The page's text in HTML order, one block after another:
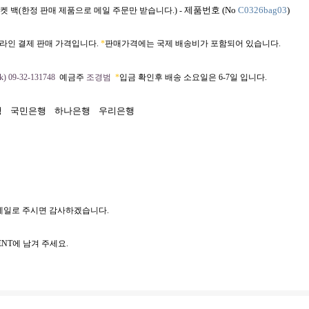
백(한정 판매 제품으로 메일 주문만 받습니다.) - 제품번호 (No C0326bag03)
인 결제 판매 가격입니다. *판매가격에는 국제 배송비가 포함되어 있습니다.
09-32-131748 예금주 조경범 *입금 확인후 배송 소요일은 6-7일 입니다.
국민은행 하나은행 우리은행
로 주시면 감사하겠습니다.
에 남겨 주세요.